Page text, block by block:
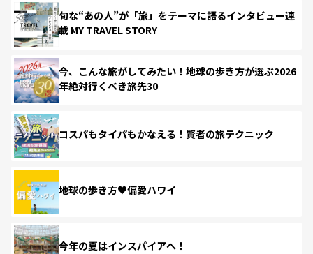
旬な“あの人”が「旅」をテーマに語るインタビュー連
載 MY TRAVEL STORY
今、こんな旅がしてみたい！地球の歩き方が選ぶ2026
年絶対行くべき旅先30
コスパもタイパもかなえる！賢者の旅テクニック
地球の歩き方♥偏愛ハワイ
今年の夏はインスパイアへ！